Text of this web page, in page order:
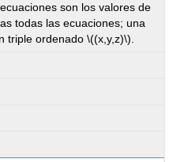
son los valores de
todas las ecuaciones; una
triple ordenado\((x,y,z)\)